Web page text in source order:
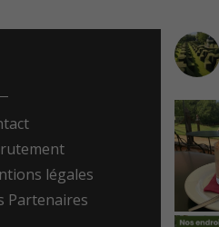
légales
Partenaires